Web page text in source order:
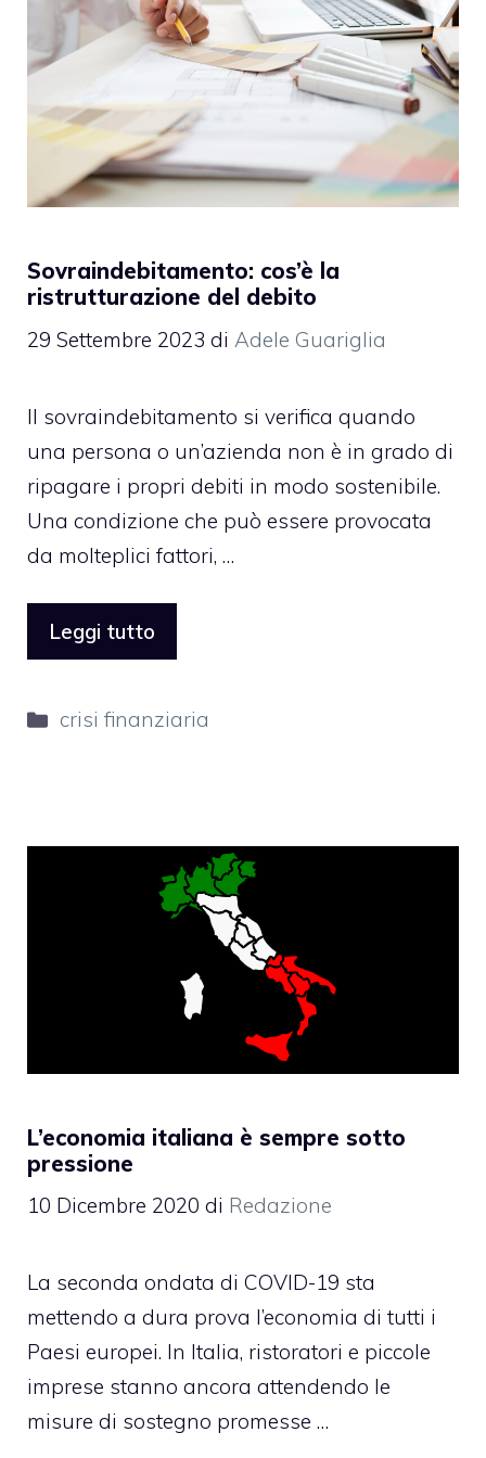
Sovraindebitamento: cos’è la
ristrutturazione del debito
29 Settembre 2023 di Adele Guariglia
Il sovraindebitamento si verifica quando
una persona o un’azienda non è in grado di
ripagare i propri debiti in modo sostenibile.
Una condizione che può essere provocata
da molteplici fattori, …
Leggi tutto
Categorie
crisi finanziaria
L’economia italiana è sempre sotto
pressione
10 Dicembre 2020 di Redazione
La seconda ondata di COVID-19 sta
mettendo a dura prova l’economia di tutti i
Paesi europei. In Italia, ristoratori e piccole
imprese stanno ancora attendendo le
misure di sostegno promesse …